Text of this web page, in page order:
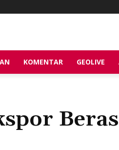
KOMENTAR GEOLIVE